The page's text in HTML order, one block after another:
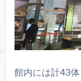
館内には計43